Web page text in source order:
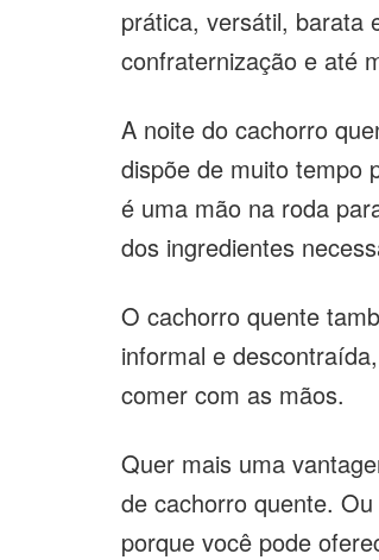
prática, versátil, barata
confraternização e até
A noite do cachorro
dispõe de muito tempo
é uma mão na roda
dos ingredientes
O cachorro quente
informal e
comer com as mãos.
Quer mais uma
de cachorro quente.
porque você pode